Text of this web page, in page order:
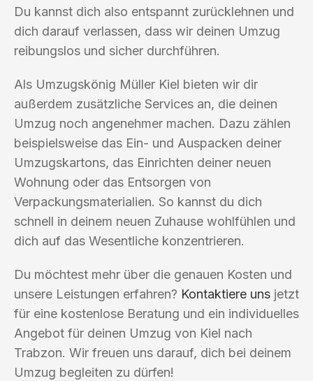
Du kannst dich also entspannt zurücklehnen und
dich darauf verlassen, dass wir deinen Umzug
reibungslos und sicher durchführen.
Als Umzugskönig Müller Kiel bieten wir dir
außerdem zusätzliche Services an, die deinen
Umzug noch angenehmer machen. Dazu zählen
beispielsweise das Ein- und Auspacken deiner
Umzugskartons, das Einrichten deiner neuen
Wohnung oder das Entsorgen von
Verpackungsmaterialien. So kannst du dich
schnell in deinem neuen Zuhause wohlfühlen und
dich auf das Wesentliche konzentrieren.
Du möchtest mehr über die genauen Kosten und
unsere Leistungen erfahren? Kontaktiere uns jetzt
für eine kostenlose Beratung und ein individuelles
Angebot für deinen Umzug von Kiel nach
Trabzon. Wir freuen uns darauf, dich bei deinem
Umzug begleiten zu dürfen!